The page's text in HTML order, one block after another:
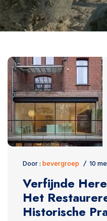
Door :bevergroep 10
Verfijnde
Het
Historische